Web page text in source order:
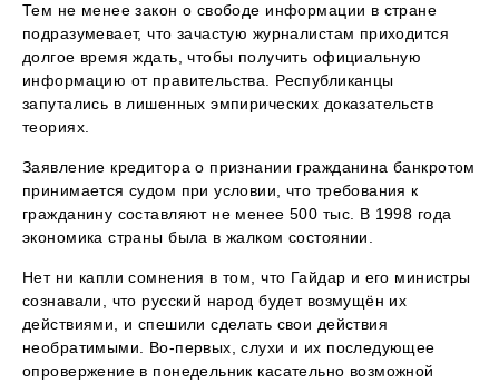
Тем не менее закон о свободе информации в стране
подразумевает, что зачастую журналистам приходится
долгое время ждать, чтобы получить официальную
информацию от правительства. Республиканцы
запутались в лишенных эмпирических доказательств
теориях.
Заявление кредитора о признании гражданина банкротом
принимается судом при условии, что требования к
гражданину составляют не менее 500 тыс. В 1998 года
экономика страны была в жалком состоянии.
Нет ни капли сомнения в том, что Гайдар и его министры
сознавали, что русский народ будет возмущён их
действиями, и спешили сделать свои действия
необратимыми. Во-первых, слухи и их последующее
опровержение в понедельник касательно возможной